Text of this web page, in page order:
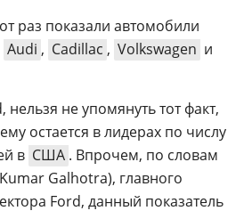
раз показали автомобили
Audi , Cadillac , Volkswagen и
нельзя не упомянуть тот факт,
остается в лидерах по числу
в США . Впрочем, по словам
Galhotra), главного
Ford, данный показатель